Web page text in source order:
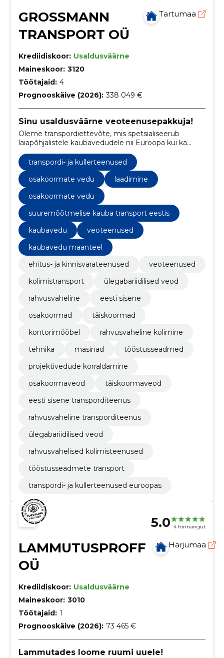
GROSSMANN
TRANSPORT OÜ
Tartumaa
Krediidiskoor: Usaldusväärne
Maineskoor: 3120
Töötajaid: 4
Prognooskäive (2026): 338 049 €
Sinu usaldusväärne veoteenusepakkuja!
Oleme transpordiettevõte, mis spetsialiseerub
laiapõhjalistele kaubavedudele nii Euroopa kui ka
rahvusvahelisel tasandil.
transpordi- ja kullerteenused
osakoormate vedu
laadimine
osakoormate vedu
suuremõõtmelise kauba transport eestis
kaubavedu
veoteenused
kaubavedu maanteel
ehitus- ja kinnisvarateenused
veoteenused
kolimistransport
ülegabariidilised veod
rahvusvaheline
eesti sisene
osakoormad
täiskoormad
kontorimööbel
rahvusvaheline kolimine
tehnika
masinad
tööstusseadmed
projektivedude korraldamine
osakoormaveod
täiskoormaveod
eesti sisene transporditeenus
rahvusvaheline transporditeenus
ülegabariidilised veod
rahvusvahelised kolimisteenused
tööstusseadmete transport
transpordi- ja kullerteenused euroopas
5.0 4 hinnangut
LAMMUTUSPROFF
OÜ
Harjumaa
Krediidiskoor: Usaldusväärne
Maineskoor: 3010
Töötajaid: 1
Prognooskäive (2026): 73 465 €
Lammutades loome ruumi uuele!